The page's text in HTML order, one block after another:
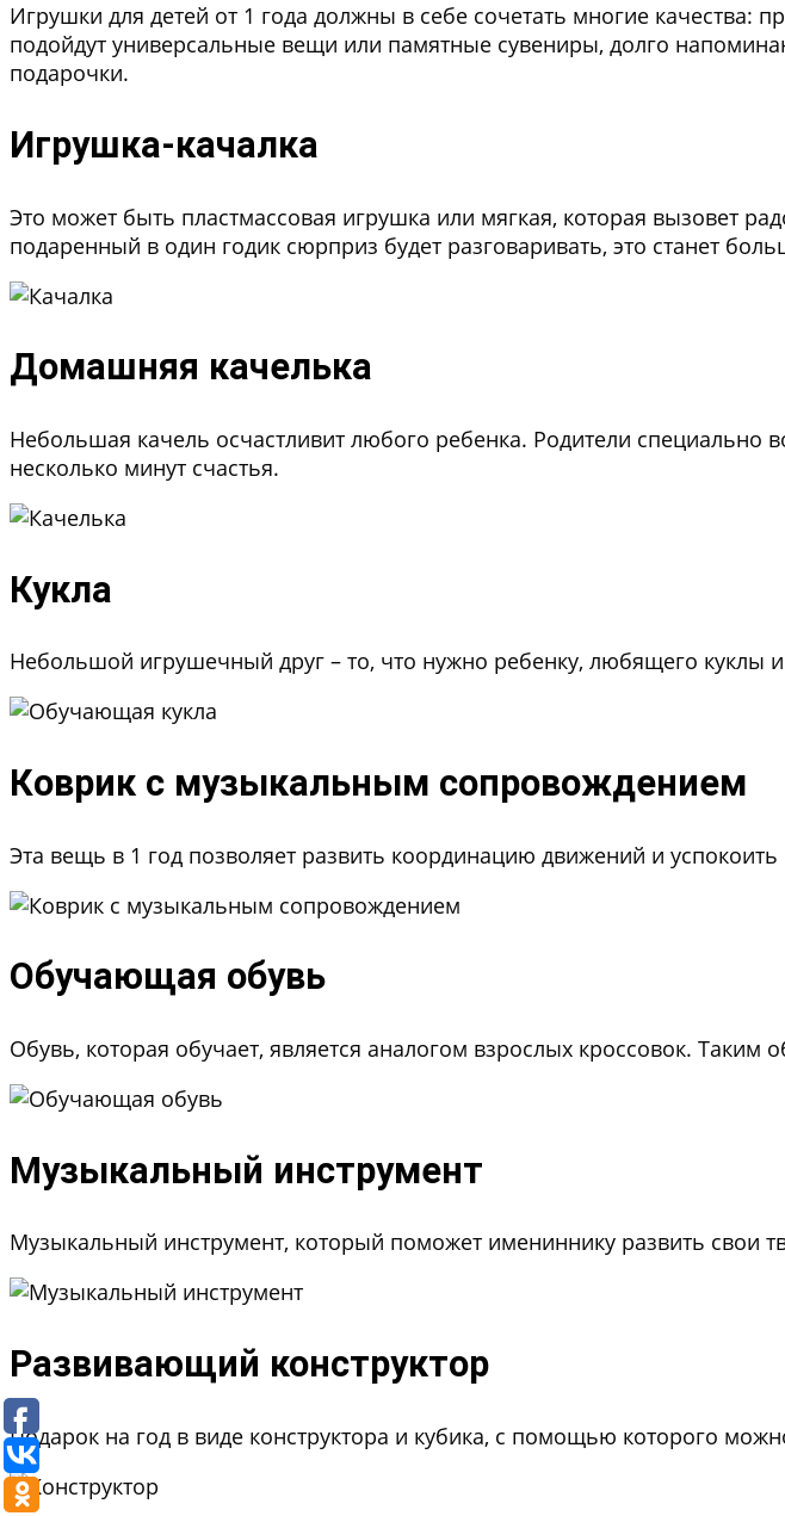
Игрушки для детей от 1 года должны в себе сочетать многие качества:
подойдут универсальные вещи или памятные сувениры, долго
подарочки.
Игрушка-качалка
Это может быть пластмассовая игрушка или мягкая, которая вызовет
подаренный в один годик сюрприз будет разговаривать, это станет
Домашняя качелька
Небольшая качель осчастливит любого ребенка. Родители специально
несколько минут счастья.
Кукла
Небольшой игрушечный друг – то, что нужно ребенку, любящего куклы
Коврик с музыкальным сопровождением
Эта вещь в 1 год позволяет развить координацию движений и успокоить
Обучающая обувь
Обувь, которая обучает, является аналогом взрослых кроссовок.
Музыкальный инструмент
Музыкальный инструмент, который поможет имениннику развить свои
Развивающий конструктор
Подарок на год в виде конструктора и кубика, с помощью которого